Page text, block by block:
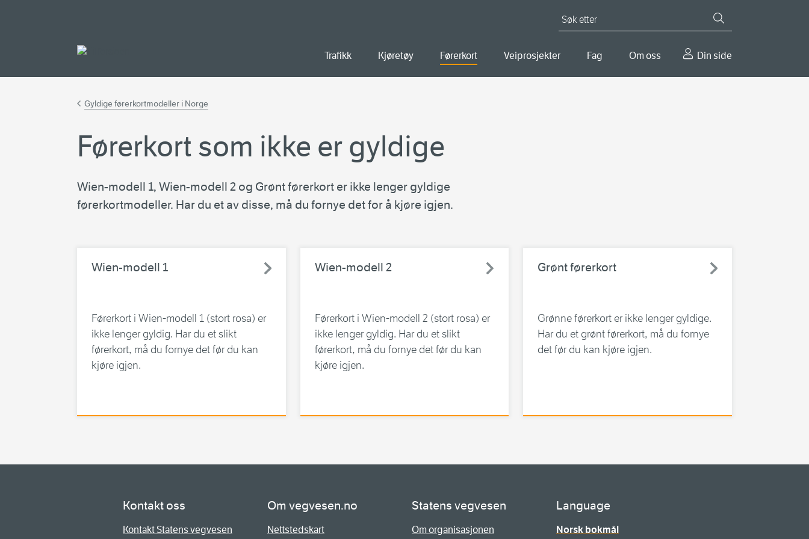
Trafikk Kjøretøy Førerkort Veiprosjekter Fag Om oss Din side
Gyldige førerkortmodeller i Norge
Førerkort som ikke er gyldige
Wien-modell 1, Wien-modell 2 og Grønt førerkort er ikke lenger gyldige
førerkortmodeller. Har du et av disse, må du fornye det for å kjøre igjen.
Wien-modell 1
Førerkort i Wien-modell 1 (stort rosa) er
ikke lenger gyldig. Har du et slikt
førerkort, må du fornye det før du kan
kjøre igjen.
Wien-modell 2
Førerkort i Wien-modell 2 (stort rosa) er
ikke lenger gyldig. Har du et slikt
førerkort, må du fornye det før du kan
kjøre igjen.
Grønt førerkort
Grønne førerkort er ikke lenger gyldige.
Har du et grønt førerkort, må du fornye
det før du kan kjøre igjen.
Kontakt oss
Kontakt Statens vegvesen
Om vegvesen.no
Nettstedskart
Statens vegvesen
Om organisasjonen
Language
Norsk bokmål